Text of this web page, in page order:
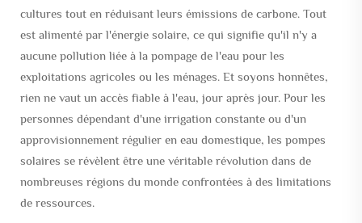
cultures tout en réduisant leurs émissions de carbone. Tout
est alimenté par l'énergie solaire, ce qui signifie qu'il n'y a
aucune pollution liée à la pompage de l'eau pour les
exploitations agricoles ou les ménages. Et soyons honnêtes,
rien ne vaut un accès fiable à l'eau, jour après jour. Pour les
personnes dépendant d'une irrigation constante ou d'un
approvisionnement régulier en eau domestique, les pompes
solaires se révèlent être une véritable révolution dans de
nombreuses régions du monde confrontées à des limitations
de ressources.